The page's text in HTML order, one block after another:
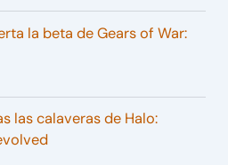
la beta de Gears of War:
las calaveras de Halo: